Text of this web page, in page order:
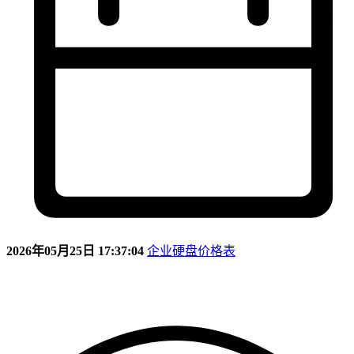
2026年05月25日 17:37:04 企业硬盘价格表